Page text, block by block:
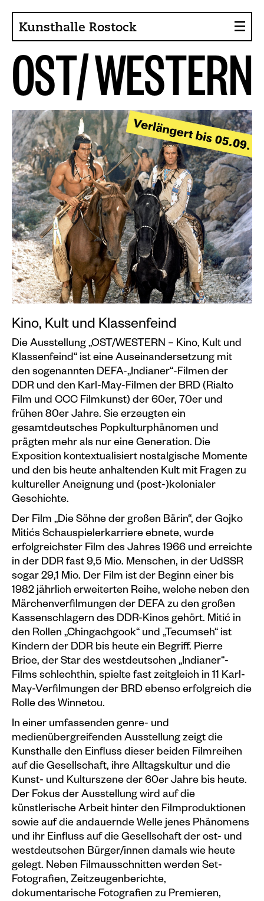
Kunsthalle Rostock
Über die Kunsthalle
Sammlung
Ansprechpartner
Förderer, Projekte
Presse
Café im Gräsergarten
Aktuelles
News
Veranstaltungskalender
Information
Besuch
Programm & Führungen
Kunstvermittlung &
Museumspädagogik
Ausstellungen
Aktuell
Vorschau
Archiv
Shop
Kataloge
Plakate
Sondereditionen
Editionen
Merchandise
OST/WESTERN
Kino, Kult und Klassenfeind
Die Ausstellung „OST/WESTERN – Kino, Kult und
Klassenfeind“ ist eine Auseinandersetzung mit
den sogenannten DEFA-„Indianer“-Filmen der
DDR und den Karl-May-Filmen der BRD (Rialto
Film und CCC Filmkunst) der 60er, 70er und
frühen 80er Jahre. Sie erzeugten ein
gesamtdeutsches Popkulturphänomen und
prägten mehr als nur eine Generation. Die
Exposition kontextualisiert nostalgische Momente
und den bis heute anhaltenden Kult mit Fragen zu
kultureller Aneignung und (post-)kolonialer
Geschichte.
Der Film „Die Söhne der großen Bärin“, der Gojko
Mitićs Schauspielerkarriere ebnete, wurde
erfolgreichster Film des Jahres 1966 und erreichte
in der DDR fast 9,5 Mio. Menschen, in der UdSSR
sogar 29,1 Mio. Der Film ist der Beginn einer bis
1982 jährlich erweiterten Reihe, welche neben den
Märchenverfilmungen der DEFA zu den großen
Kassenschlagern des DDR-Kinos gehört. Mitić in
den Rollen „Chingachgook“ und „Tecumseh“ ist
Kindern der DDR bis heute ein Begriff. Pierre
Brice, der Star des westdeutschen „Indianer“-
Films schlechthin, spielte fast zeitgleich in 11 Karl-
May-Verfilmungen der BRD ebenso erfolgreich die
Rolle des Winnetou.
In einer umfassenden genre- und
medienübergreifenden Ausstellung zeigt die
Kunsthalle den Einfluss dieser beiden Filmreihen
auf die Gesellschaft, ihre Alltagskultur und die
Kunst- und Kulturszene der 60er Jahre bis heute.
Der Fokus der Ausstellung wird auf die
künstlerische Arbeit hinter den Filmproduktionen
sowie auf die andauernde Welle jenes Phänomens
und ihr Einfluss auf die Gesellschaft der ost- und
westdeutschen Bürger/innen damals wie heute
gelegt. Neben Filmausschnitten werden Set-
Fotografien, Zeitzeugenberichte,
dokumentarische Fotografien zu Premieren,